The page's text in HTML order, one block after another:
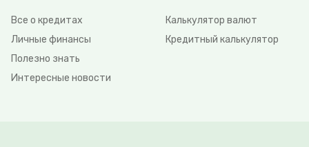
Все о кредитах
Личные финансы
Полезно знать
Интересные новости
Калькулятор валют
Кредитный калькулятор